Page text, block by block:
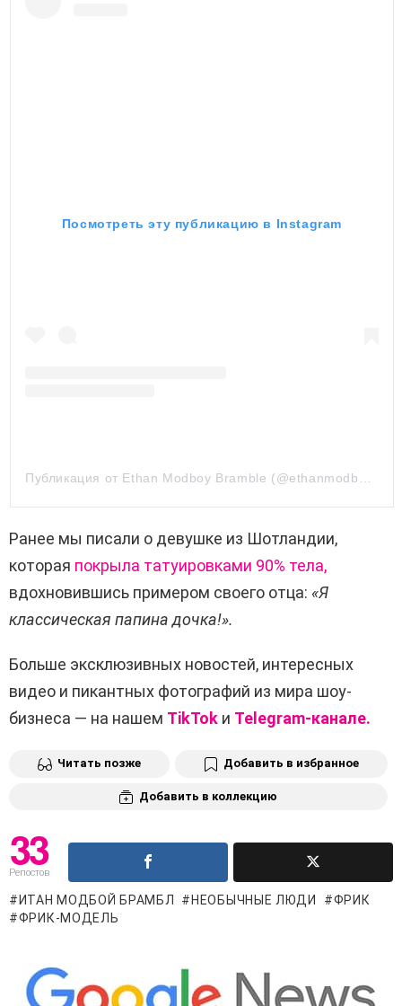
Посмотреть эту публикацию в Instagram
Публикация от Ethan Modboy Bramble (@ethanmodboybramble)
Ранее мы писали о девушке из Шотландии,
которая покрыла татуировками 90% тела,
вдохновившись примером своего отца: «Я
классическая папина дочка!».
Больше эксклюзивных новостей, интересных
видео и пикантных фотографий из мира шоу-
бизнеса — на нашем TikTok и Telegram-канале.
Читать позже Добавить в избранное
Добавить в коллекцию
33
Репостов
ИТАН МОДБОЙ БРАМБЛ НЕОБЫЧНЫЕ ЛЮДИ
ФРИК
ФРИК-МОДЕЛЬ